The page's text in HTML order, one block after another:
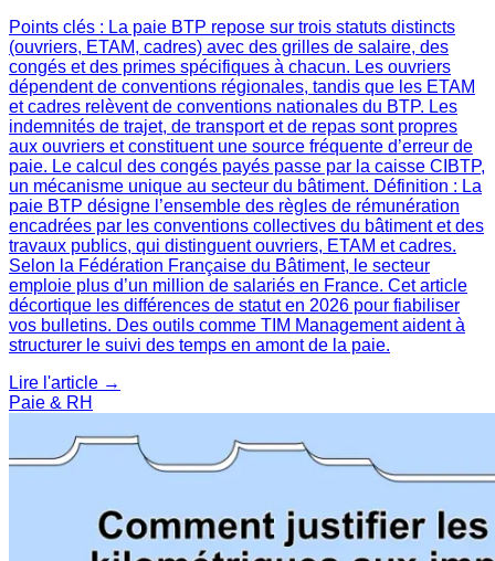
Points clés : La paie BTP repose sur trois statuts distincts
(ouvriers, ETAM, cadres) avec des grilles de salaire, des
congés et des primes spécifiques à chacun. Les ouvriers
dépendent de conventions régionales, tandis que les ETAM
et cadres relèvent de conventions nationales du BTP. Les
indemnités de trajet, de transport et de repas sont propres
aux ouvriers et constituent une source fréquente d’erreur de
paie. Le calcul des congés payés passe par la caisse CIBTP,
un mécanisme unique au secteur du bâtiment. Définition : La
paie BTP désigne l’ensemble des règles de rémunération
encadrées par les conventions collectives du bâtiment et des
travaux publics, qui distinguent ouvriers, ETAM et cadres.
Selon la Fédération Française du Bâtiment, le secteur
emploie plus d’un million de salariés en France. Cet article
décortique les différences de statut en 2026 pour fiabiliser
vos bulletins. Des outils comme TIM Management aident à
structurer le suivi des temps en amont de la paie.
Lire l'article →
Paie & RH